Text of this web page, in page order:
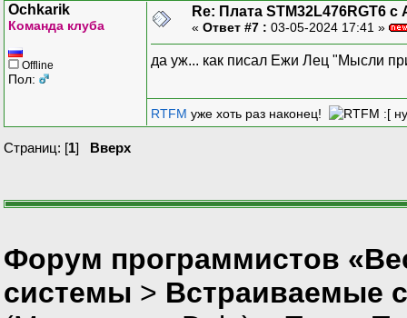
Ochkarik
Команда клуба
Offline
Пол:
Re: Плата STM32L476RGT6
« Ответ #7 : 03-05-2024 17:41 »
да уж... как писал Ежи Лец "Мысли
RTFM уже хоть раз наконец! :[
Страниц: [1] Вверх
Форум программистов
системы > Встраиваемые